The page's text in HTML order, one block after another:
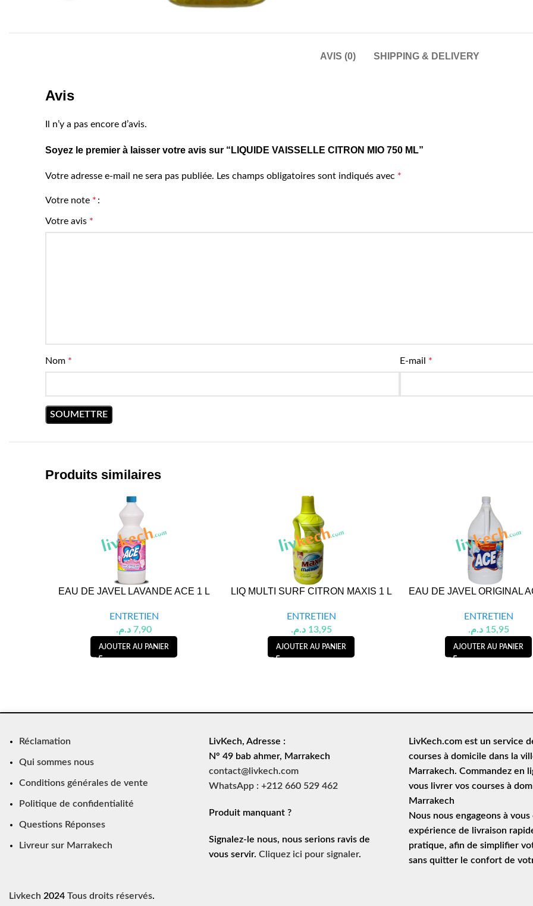
AVIS (0) SHIPPING & DELIVERY
Avis
Il n’y a pas encore d’avis.
Soyez le premier à laisser votre avis sur “LIQUIDE VAISSELLE CITRON MIO 750 ML”
Votre adresse e-mail ne sera pas publiée. Les champs obligatoires sont indiqués avec *
Votre note *
Votre avis *
Nom * E-mail *
Produits similaires
EAU DE JAVEL LAVANDE ACE 1 L
ENTRETIEN
7,90 د.م.
AJOUTER AU PANIER
LIQ MULTI SURF CITRON MAXIS 1 L
ENTRETIEN
13,95 د.م.
AJOUTER AU PANIER
EAU DE JAVEL ORIGINAL
ENTRETIEN
15,95 د.م.
AJOUTER AU PANIER
Réclamation
Qui sommes nous
Conditions générales de vente
Politique de confidentialité
Questions Réponses
Livreur sur Marrakech
LivKech, Adresse :
N° 49 bab ahmer, Marrakech
contact@livkech.com
WhatsApp : +212 660 529 462
Produit manquant ?
Signalez-le nous, nous serions ravis de
vous servir. Cliquez ici pour signaler.
LivKech.com est un service
courses à domicile dans la
Marrakech. Commandez en
vous livrer vos courses à
Marrakech
Nous nous engageons à
expérience de
livraison
pratique, afin de simplifier
sans quitter le confort de
Livkech 2024Tous droits réservés.